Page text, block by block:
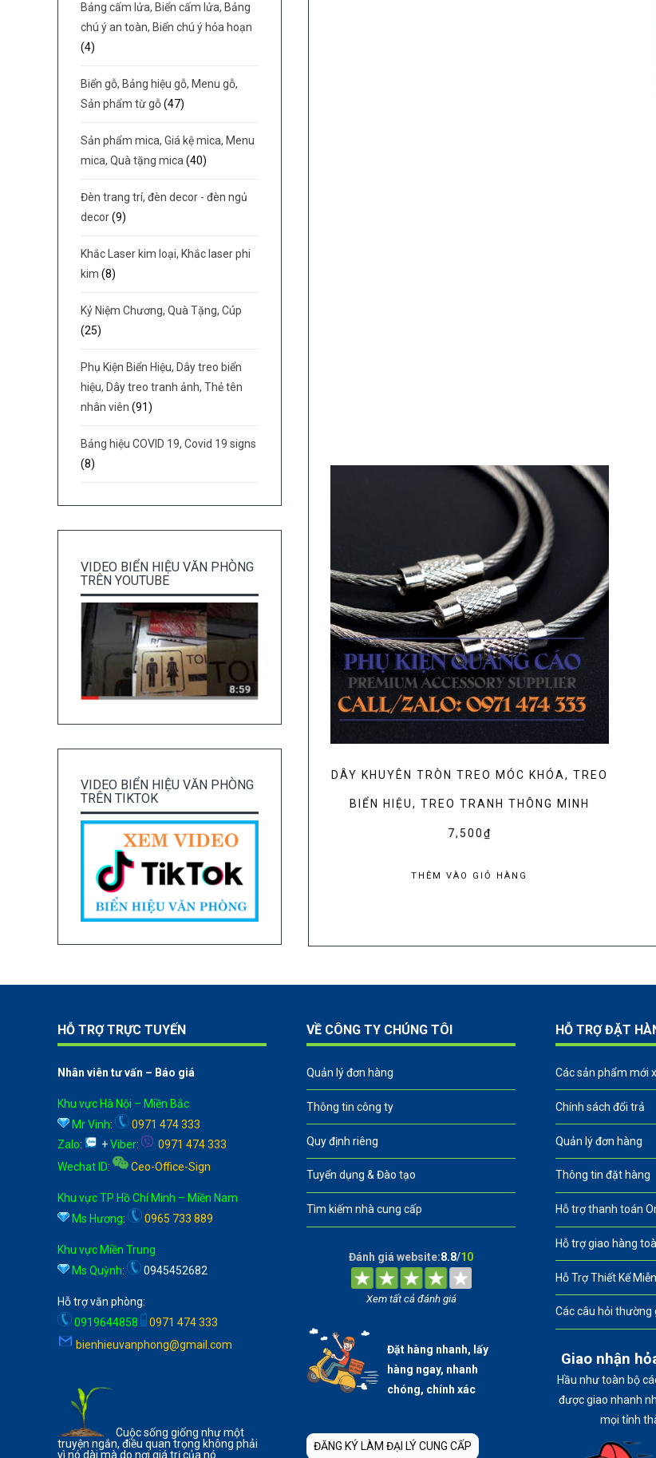
DÂY KHUYÊN TRÒN TREO MÓC KHÓA, TREO
BIỂN HIỆU, TREO TRANH THÔNG MINH
7,500₫
THÊM VÀO GIỎ HÀNG
Bảng cấm lửa, Biển cấm lửa, Bảng
chú ý an toàn, Biển chú ý hỏa hoạn
(4)
Biển gỗ, Bảng hiệu gỗ, Menu gỗ,
Sản phẩm từ gỗ(47)
Sản phẩm mica, Giá kệ mica, Menu
mica, Quà tặng mica(40)
Đèn trang trí, đèn decor - đèn ngủ
decor(9)
Khắc Laser kim loại, Khắc laser phi
kim (8)
Kỷ Niệm Chương, Quà Tặng, Cúp
(25)
Phụ Kiện Biển Hiệu, Dây treo biển
hiệu, Dây treo tranh ảnh, Thẻ tên
nhân viên (91)
Bảng hiệu COVID 19, Covid 19 signs
(8)
VIDEO BIỂN HIỆU VĂN PHÒNG
TRÊN YOUTUBE
VIDEO BIỂN HIỆU VĂN PHÒNG
TRÊN TIKTOK
HỖ TRỢ TRỰC TUYẾN
Nhân viên tư vấn – Báo giá
Khu vực Hà Nội – Miền Bắc
Mr Vinh:
0971 474 333
Zalo: +Viber:
0971 474 333
Wechat ID: Ceo-Office-Sign
Khu vực TP Hồ Chí Minh – Miền Nam
Ms Hương: 0965 733 889
Khu vực Miền Trung
Ms Quỳnh: 0945452682
Hỗ trợ văn phòng:
0919644858
0971 474 333
bienhieuvanphong@gmail.com
Cuộc sống giống như một
truyện ngắn, điều quan trọng không phải
vì nó dài mà do nơi giá trị của nó
VỀ CÔNG TY CHÚNG TÔI
Quản lý đơn hàng
Thông tin công ty
Quy định riêng
Tuyển dụng & Đào tạo
Tìm kiếm nhà cung cấp
Đánh giá website:8.8/10
Xem tất cả đánh giá
Đặt hàng nhanh, lấy
hàng ngay, nhanh
chóng, chính xác
ĐĂNG KÝ LÀM ĐẠI LÝ CUNG CẤP
HỖ TRỢ ĐẶT
Các sản phẩm mới
Chính sách đổi trả
Quản lý đơn hàng
Thông tin đặt hàng
Hỗ trợ thanh toán
Hỗ trợ giao hàng
Hỗ Trợ Thiết Kế
Các câu hỏi thường
Giao nhận
Hầu như toàn bộ
được giao nhanh
mọi tỉnh